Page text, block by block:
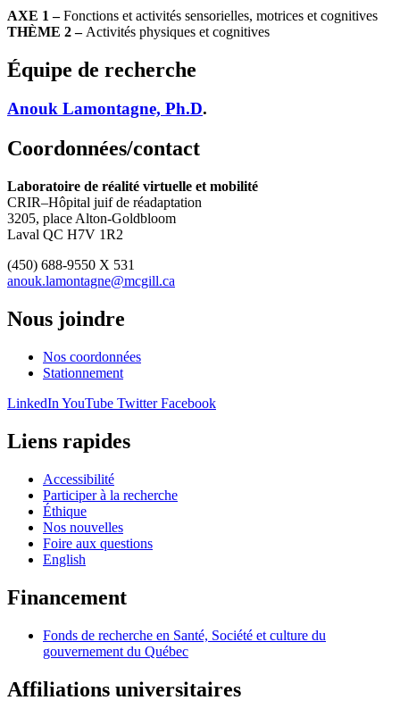
AXE 1 –Fonctions et activités sensorielles, motrices et cognitives
THÈME 2 –Activités physiques et cognitives
Équipe de recherche
Anouk Lamontagne, Ph.D.
Coordonnées/contact
Laboratoire de réalité virtuelle et mobilité
CRIR–Hôpital juif de réadaptation
3205, place Alton-Goldbloom
Laval QC H7V 1R2
(450) 688-9550 X 531
anouk.lamontagne@mcgill.ca
Nous joindre
Nos coordonnées
Stationnement
LinkedIn YouTube Twitter Facebook
Liens rapides
Accessibilité
Participer à la recherche
Éthique
Nos nouvelles
Foire aux questions
English
Financement
Fonds de recherche en Santé, Société et culture du
gouvernement du Québec
Affiliations universitaires